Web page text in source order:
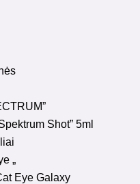
Shot” 5ml
„
Eye Galaxy